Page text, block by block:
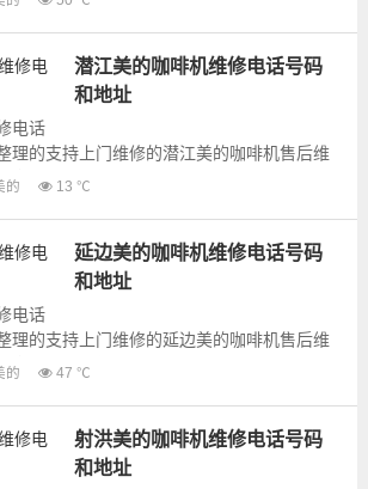
潜江美的咖啡机维修电话号码
和地址
电话
理的支持上门维修的潜江美的咖啡机售后维
息，可以为您提供美的咖啡机的各种型号咖
的 13 ℃
延边美的咖啡机维修电话号码
和地址
电话
理的支持上门维修的延边美的咖啡机售后维
息，可以为您提供美的咖啡机的各种型号咖
的 47 ℃
射洪美的咖啡机维修电话号码
和地址